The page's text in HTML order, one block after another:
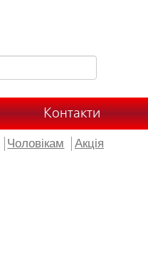
Контакти
Чоловікам Акція